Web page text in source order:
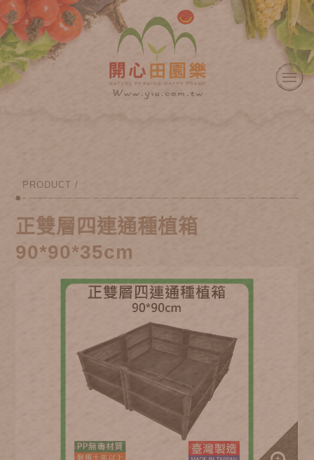
PRODUCT /
正雙層四連通種植箱
90*90*35cm